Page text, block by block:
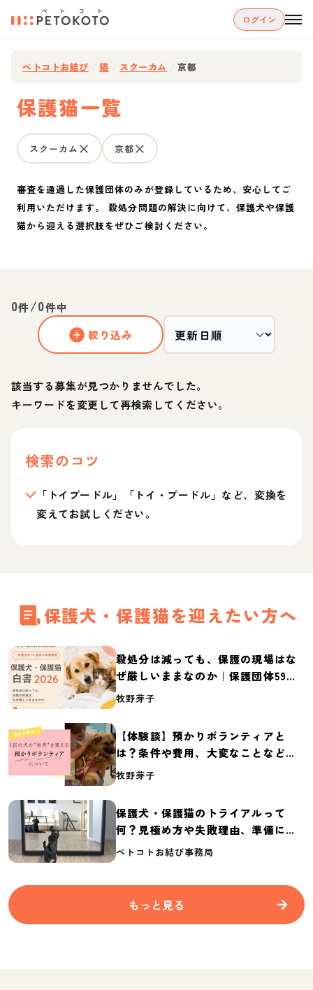
ログイン
ペトコトお結び 猫 スクーカム 京都
保護猫一覧
スクーカム 京都
審査を通過した保護団体のみが登録しているため、安心してご
利用いただけます。 殺処分問題の解決に向けて、保護犬や保護
猫から迎える選択肢をぜひご検討ください。
0件/0件中
絞り込み
該当する募集が見つかりませんでした。
キーワードを変更して再検索してください。
検索のコツ
「トイプードル」「トイ・プードル」など、変換を
変えてお試しください。
保護犬・保護猫を迎えたい方へ
殺処分は減っても、保護の現場はな
ぜ厳しいままなのか｜保護団体59団
体の実態調査【保護犬・保護猫白書
牧野芽子
【体験談】預かりボランティアと
は？条件や費用、大変なことなど紹
介
牧野芽子
保護犬・保護猫のトライアルって
何？見極め方や失敗理由、準備に必
要なものを紹介
ペトコトお結び事務局
もっと見る